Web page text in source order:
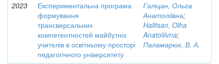
2023
Експериментальна програма
формування
трансверсальних
компетентностей майбутніх
учителів в освітньому просторі
педагогічного університету
Галіцан, Ольга
Анатоліївна;
Halitsan, Olha
Anatoliivna;
Паламарюк, В. А.